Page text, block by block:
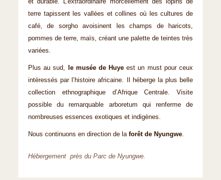
et durable. L’extraordinaire morcellement des lopins de
terre tapissent les vallées et collines où les cultures de
café, de sorgho avoisinent les champs de haricots,
pommes de terre, maïs, créant une palette de teintes très
variées.
Plus au sud, le musée de Huye est un must pour ceux
intéressés par l’histoire africaine. Il héberge la plus belle
collection ethnographique d’Afrique Centrale. Visite
possible du remarquable arboretum qui renferme de
nombreuses essences exotiques et indigènes.
Nous continuons en direction de la forêt de Nyungwe.
Hébergement près du Parc de Nyungwe.